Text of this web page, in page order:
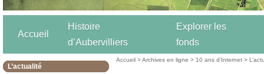
Accueil
Histoire
d’Aubervilliers
Explorer les
fonds
L’actualité
Accueil >Archives en ligne > 10 ans d’Internet >